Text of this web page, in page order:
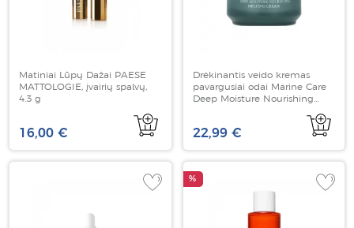
Matiniai Lūpų Dažai PAESE
MATTOLOGIE, įvairių spalvų,
4.3 g
16,00 €
Drėkinantis veido kremas
pavargusiai odai Marine Care
Deep Moisture Nourishing
22,99 €
%